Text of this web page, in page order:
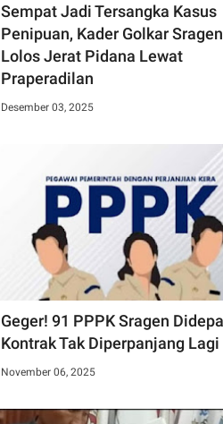
Sempat Jadi Tersangka Kasus
Penipuan, Kader Golkar Sragen
Lolos Jerat Pidana Lewat
Praperadilan
Desember 03, 2025
Geger! 91 PPPK Sragen
Kontrak Tak Diperpanjang Lagi
November 06, 2025